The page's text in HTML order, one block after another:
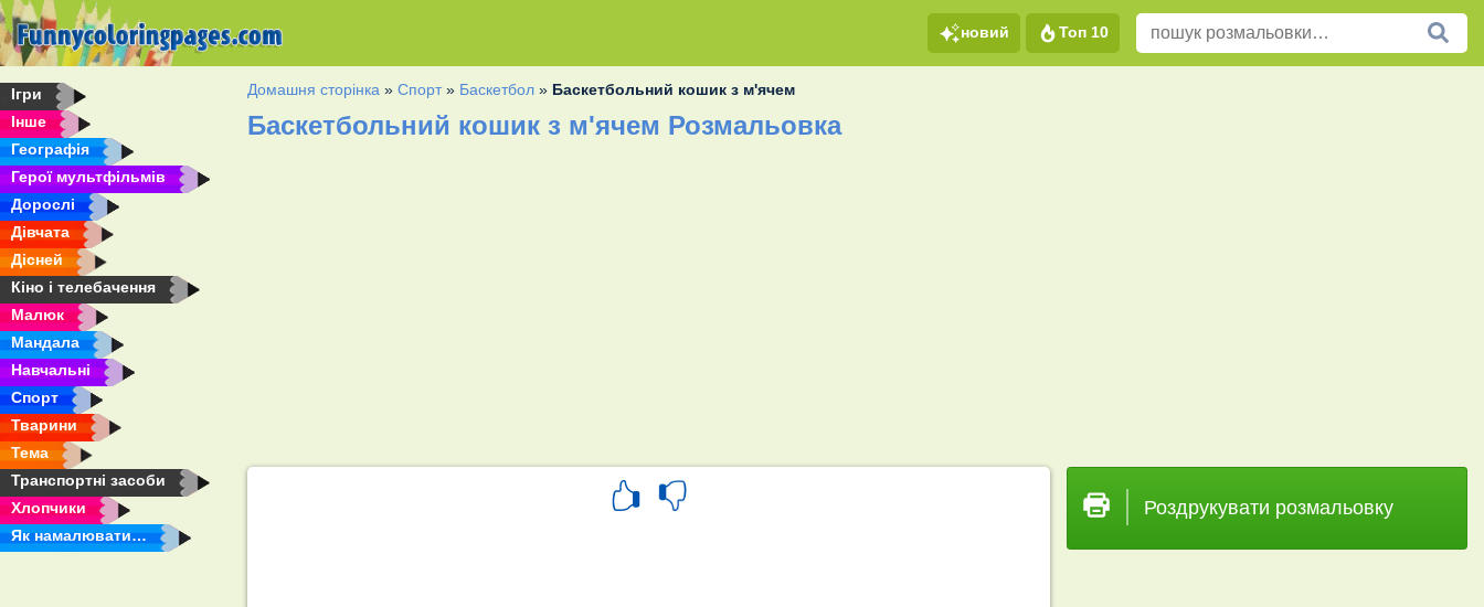
новий Топ 10
Ігри
Інше
Географія
Герої мультфільмів
Дорослі
Дівчата
Дісней
Кіно і телебачення
Малюк
Мандала
Навчальні
Спорт
Тварини
Тема
Транспортні засоби
Хлопчики
Як намалювати…
Домашня сторінка »Спорт» Баскетбол » Баскетбольний кошик з м'ячем
Баскетбольний кошик з м'ячем Розмальовка
Роздрукувати розмальовку